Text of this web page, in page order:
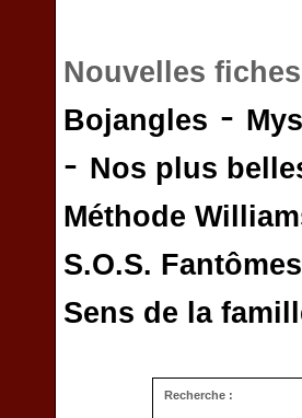
Nouvelles
Bojangles -
- Nos plus
Méthode
S.O.S.
Sens de la
Recherche :